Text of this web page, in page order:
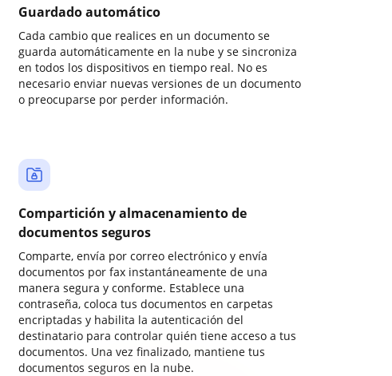
Guardado automático
Cada cambio que realices en un documento se
guarda automáticamente en la nube y se sincroniza
en todos los dispositivos en tiempo real. No es
necesario enviar nuevas versiones de un documento
o preocuparse por perder información.
Compartición y almacenamiento de
documentos seguros
Comparte, envía por correo electrónico y envía
documentos por fax instantáneamente de una
manera segura y conforme. Establece una
contraseña, coloca tus documentos en carpetas
encriptadas y habilita la autenticación del
destinatario para controlar quién tiene acceso a tus
documentos. Una vez finalizado, mantiene tus
documentos seguros en la nube.